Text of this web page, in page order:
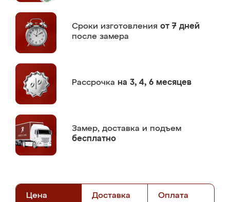
Сроки изготовления от 7 дней
после замера
Рассрочка на 3, 4, 6 месяцев
Замер, доставка и подъем
бесплатно
Цена Доставка Оплата